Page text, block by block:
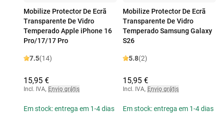
Mobilize Protector De Ecrã
Transparente De Vidro
Temperado Apple iPhone 16
Pro/17/17 Pro
7.5(14)
15,95 €
Incl. IVA, Envio grátis
Em stock: entrega em 1-4 dias
Mobilize Protector De Ecrã
Transparente De Vidro
Temperado Samsung Galaxy
S26
5.8(2)
15,95 €
Incl. IVA, Envio grátis
Em stock: entrega em 1-4 dias